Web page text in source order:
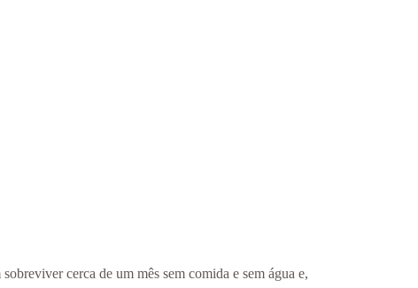
cerca de um mês sem comida e sem água e,